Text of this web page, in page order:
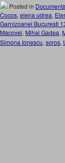
Posted in
Cocos, elena udrea,
Garnizoanei Bucuresti
Macovei, Mihai Gadea,
Simona Ionescu, soros,